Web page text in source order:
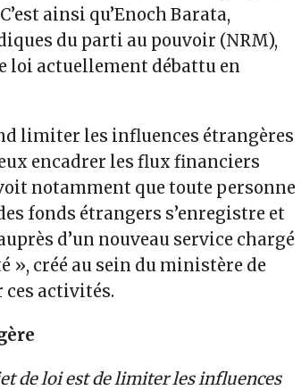
ainsi qu’Enoch Barata,
du parti au pouvoir (NRM),
loi actuellement débattu en
limiter les influences étrangères
encadrer les flux financiers
notamment que toute personne
fonds étrangers s’enregistre et
d’un nouveau service chargé
», créé au sein du ministère de
activités.
de loi est de limiter les influences